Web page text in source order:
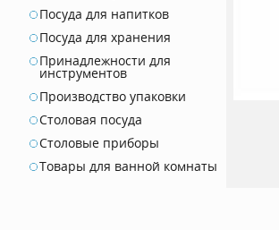
Посуда для напитков
Посуда для хранения
Принадлежности для
инструментов
Производство упаковки
Столовая посуда
Столовые приборы
Товары для ванной комнаты